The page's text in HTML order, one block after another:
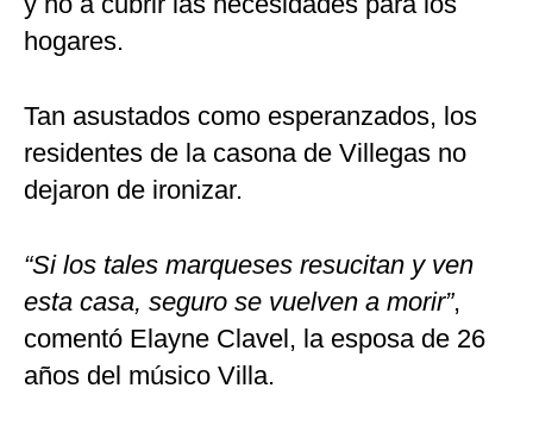
hogares.
Tan asustados como esperanzados, los
residentes de la casona de Villegas no
dejaron de ironizar.
“Si los tales marqueses resucitan y ven
esta casa, seguro se vuelven a morir”,
comentó Elayne Clavel, la esposa de 26
años del músico Villa.